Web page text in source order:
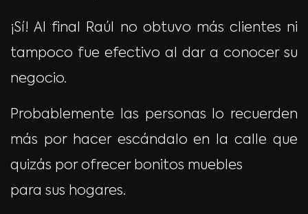
¡Sí! Al final Raúl no obtuvo más clientes ni
tampoco fue efectivo al dar a conocer su
negocio.
Probablemente las personas lo recuerden
más por hacer escándalo en la calle que
quizás por ofrecer bonitos muebles
para sus hogares.